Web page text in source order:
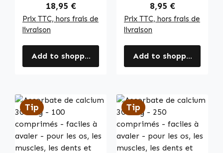
Regular price:
18,95 €
Prix TTC, hors frais de
livraison
Add to shopping cart
Regular price:
8,95 €
Prix TTC, hors frais de
livraison
Add to shopping cart
Tip Tip